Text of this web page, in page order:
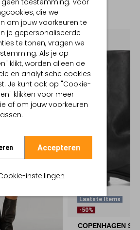
geen toestemming. Voor
die we
om jouw voorkeuren te
je gepersonaliseerde
te tonen, vragen we
Als je op
klikt, worden alleen de
en analytische cookies
Je kunt ook op "Cookie-
klikken voor meer
of om jouw voorkeuren
Accepteren
instellingen
Laatste Items
-50%
COPENHAGEN